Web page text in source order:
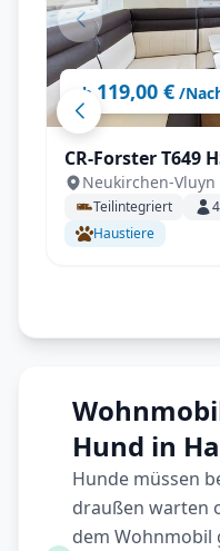
ab 119,00 € /
CR-Forster T649
SATNeukirchen-Vluyn
Teilintegriert 4
Haustiere
Hund in
Hunde müssen
draußen warten
dem Wohnmobil